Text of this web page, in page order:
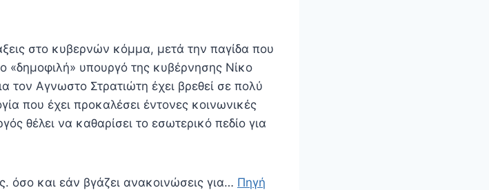
στο κυβερνών κόμμα, μετά την παγίδα που
«δημοφιλή» υπουργό της κυβέρνησης Νίκο
τον Αγνωστο Στρατιώτη έχει βρεθεί σε πολύ
που έχει προκαλέσει έντονες κοινωνικές
θέλει να καθαρίσει το εσωτερικό πεδίο για
όσο και εάν βγάζει ανακοινώσεις για… Πηγή